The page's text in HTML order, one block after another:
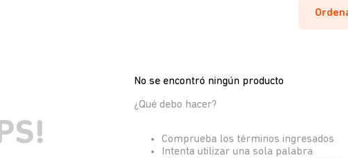
No se encontró ningún producto
¿Qué debo hacer?
Comprueba los términos ingresados
Intenta utilizar una sola palabra